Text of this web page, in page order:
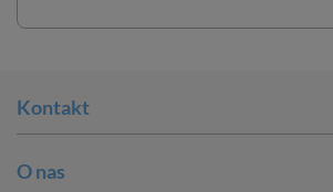
Kontakt
O nas